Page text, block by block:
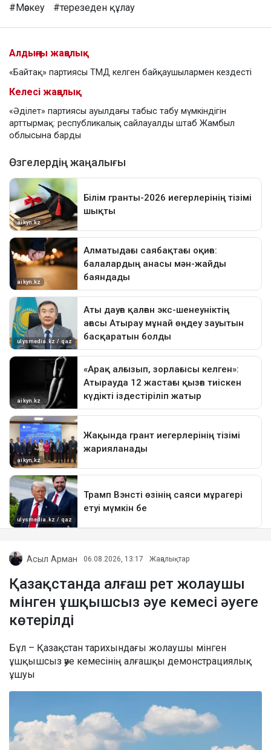
#Мәскеу #терезеден құлау
Алдыңғы жаңалық
«Байтақ» партиясы ТМД келген байқаушылармен кездесті
Келесі жаңалық
«Әділет» партиясы ауылдағы табыс табу мүмкіндігін
арттырмақ: республикалық сайлауалды штаб Жамбыл
облысына барды
Асыл Арман 06.08.2026, 13:17 Жаңалықтар
Қазақстанда алғаш рет жолаушы
мінген ұшқышсыз әуе кемесі әуеге
көтерілді
Бұл – Қазақстан тарихындағы жолаушы мінген
ұшқышсыз әуе кемесінің алғашқы демонстрациялық
ұшуы